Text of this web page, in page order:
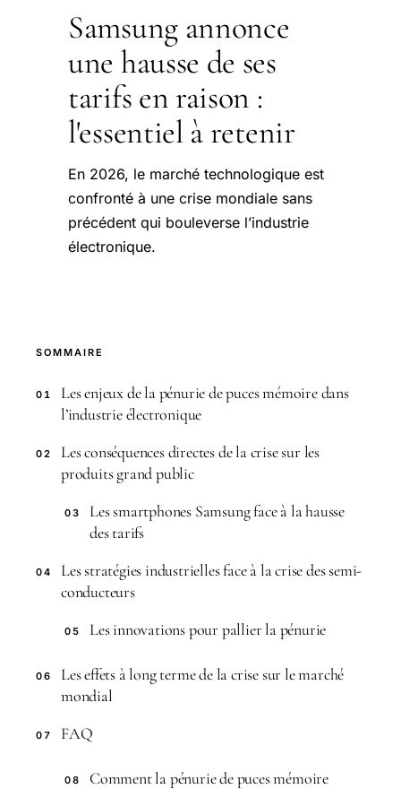
Samsung annonce
une hausse de ses
tarifs en raison :
l'essentiel à retenir
En 2026, le marché technologique est
confronté à une crise mondiale sans
précédent qui bouleverse l’industrie
électronique.
SOMMAIRE
01
Les enjeux de la pénurie de puces mémoire dans
l’industrie électronique
02
Les conséquences directes de la crise sur les
produits grand public
03
Les smartphones Samsung face à la hausse
des tarifs
04
Les stratégies industrielles face à la crise des semi-
conducteurs
05 Les innovations pour pallier la pénurie
06
Les effets à long terme de la crise sur le marché
mondial
07 FAQ
08
Comment la pénurie de puces mémoire